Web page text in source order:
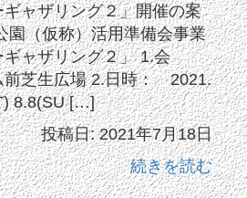
ャザリング２」開催の案
園（仮称）活用準備会事業
ャザリング２」 1.会
芝生広場 2.日時： 2021.
8.8(SU […]
投稿日: 2021年7月18日
続きを読む